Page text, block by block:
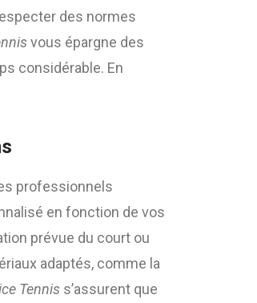
des normes
vous épargne des
considérable. En
professionnels
en fonction de vos
prévue du court ou
adaptés, comme la
Tennis s’assurent que